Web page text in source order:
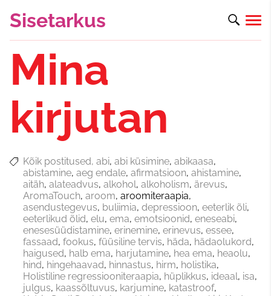
Sisetarkus
Mina
kirjutan
Kõik postitused abi abi küsimine abikaasa
abistamine aeg endale afirmatsioon ahistamine
aitäh alateadvus alkohol alkoholism ärevus
AromaTouch aroom aroomiteraapia
asendustegevus buliimia depressioon eeterlik õli
eeterlikud õlid elu ema emotsioonid eneseabi
enesesüüdistamine erinemine erinevus essee
fassaad fookus füüsiline tervis häda hädaolukord
haigused halb ema harjutamine hea ema heaolu
hind hingehaavad hinnastus hirm holistika
Holistiline regressiooniteraapia hüplikkus ideaal isa
julgus kaassõltuvus karjumine katastroof